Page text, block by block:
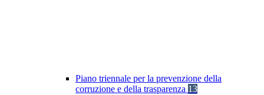
Piano triennale per la prevenzione della
corruzione e della trasparenza 13